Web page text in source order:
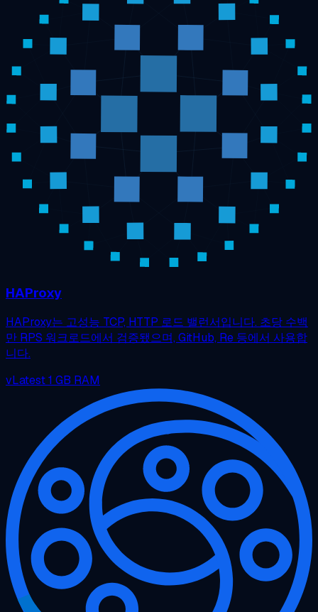
HAProxy
HAProxy는 고성능 TCP, HTTP 로드 밸런서입니다. 초당 수백
만 RPS 워크로드에서 검증됐으며, GitHub, Re 등에서 사용합
니다.
vLatest1 GB RAM